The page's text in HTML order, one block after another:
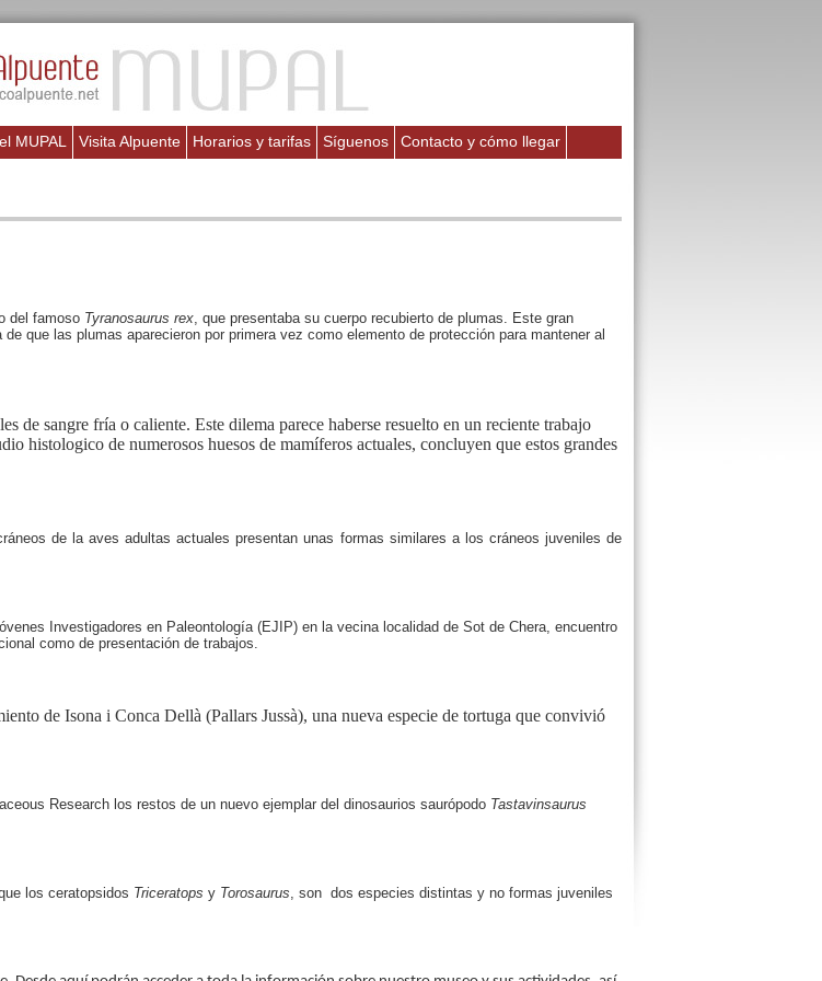
MUPAL Visita Alpuente Horarios y tarifas Síguenos Contacto y cómo llegar
del famoso Tyranosaurus rex, que presentaba su cuerpo recubierto de plumas. Este gran
que las plumas aparecieron por primera vez como elemento de protección para mantener al
de sangre fría o caliente. Este dilema parece haberse resuelto en un reciente trabajo
histologico de numerosos huesos de mamíferos actuales, concluyen que estos grandes
de la aves adultas actuales presentan unas formas similares a los cráneos juveniles de
Investigadores en Paleontología (EJIP) en la vecina localidad de Sot de Chera, encuentro
como de presentación de trabajos.
de Isona i Conca Dellà (Pallars Jussà), una nueva especie de tortuga que convivió
Research los restos de un nuevo ejemplar del dinosaurios saurópodo Tastavinsaurus
los ceratopsidos Triceratops y Torosaurus, son dos especies distintas y no formas juveniles